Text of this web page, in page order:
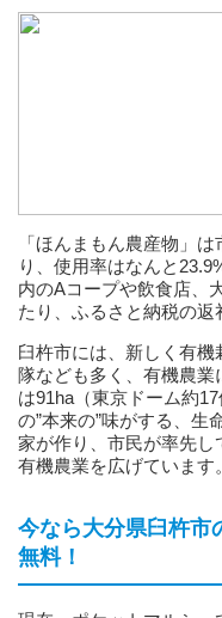
「ほんまもん農産物」
り、使用率はなんと
内のAコープや飲食店、
たり、ふるさと納税の返
臼杵市には、新しく有
隊なども多く、有機農
は91ha（東京ドーム約
の”本来の”味がする、生
家が作り、市民が率先
有機農業を広げています。
今なら大分県臼杵市
無料！